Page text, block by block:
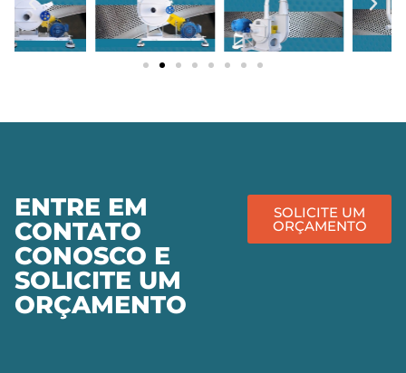
ENTRE EM
CONTATO
CONOSCO E
SOLICITE UM
ORÇAMENTO
SOLICITE UM
ORÇAMENTO